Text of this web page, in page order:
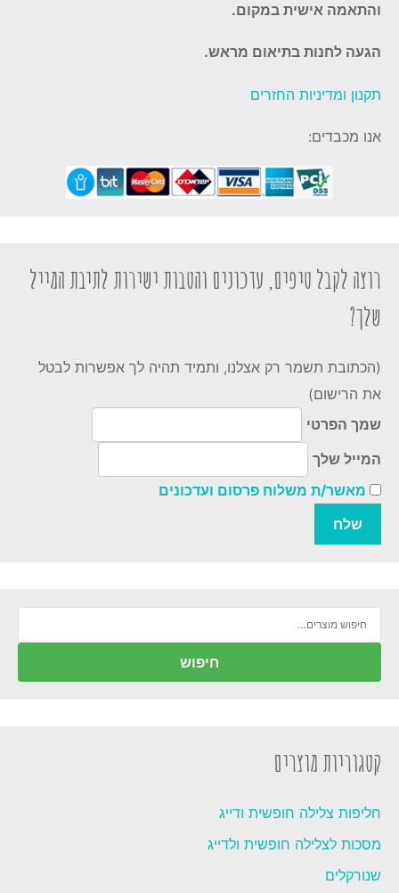
והתאמה אישית במקום.
הגעה לחנות בתיאום מראש.
תקנון ומדיניות החזרים
אנו מכבדים:
רוצה לקבל טיפים, עדכונים והטבות ישירות לתיבת המייל
שלך?
(הכתובת תשמר רק אצלנו, ותמיד תהיה לך אפשרות לבטל
את הרישום)
שמך הפרטי
המייל שלך
מאשר/ת משלוח פרסום ועדכונים
חיפוש
עבור:
חיפוש
קטגוריות מוצרים
חליפות צלילה חופשית ודייג
מסכות לצלילה חופשית ולדייג
שנורקלים